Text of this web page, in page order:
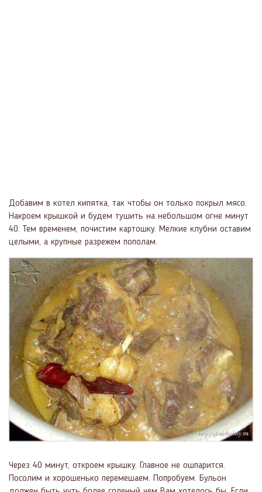
Добавим в котел кипятка, так чтобы он только покрыл мясо.
Накроем крышкой и будем тушить на небольшом огне минут
40. Тем временем, почистим картошку. Мелкие клубни оставим
целыми, а крупные разрежем пополам.
Через 40 минут, откроем крышку. Главное не ошпарится.
Посолим и хорошенько перемешаем. Попробуем. Бульон